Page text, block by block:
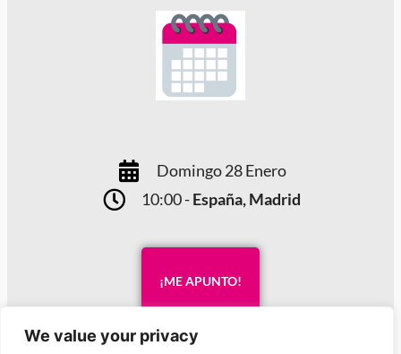
We value your privacy
Domingo 28 Enero
10:00 -España, Madrid
¡ME APUNTO!